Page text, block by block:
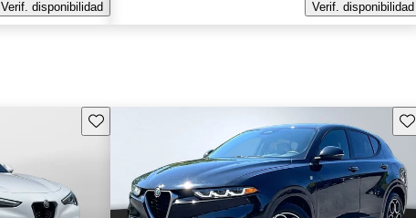
Verif. disponibilidad Verif. disponibilidad
Guarda este Aviso